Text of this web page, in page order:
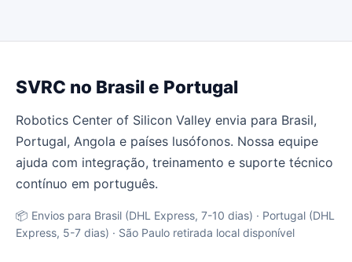
SVRC no Brasil e Portugal
Robotics Center of Silicon Valley envia para Brasil,
Portugal, Angola e países lusófonos. Nossa equipe
ajuda com integração, treinamento e suporte técnico
contínuo em português.
📦 Envios para Brasil (DHL Express, 7-10 dias) · Portugal (DHL
Express, 5-7 dias) · São Paulo retirada local disponível